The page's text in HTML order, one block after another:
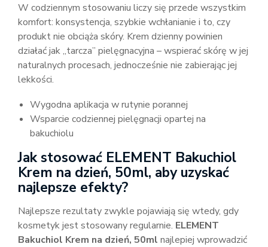
W codziennym stosowaniu liczy się przede wszystkim
komfort: konsystencja, szybkie wchłanianie i to, czy
produkt nie obciąża skóry. Krem dzienny powinien
działać jak „tarcza” pielęgnacyjna – wspierać skórę w jej
naturalnych procesach, jednocześnie nie zabierając jej
lekkości.
Wygodna aplikacja w rutynie porannej
Wsparcie codziennej pielęgnacji opartej na
bakuchiolu
Jak stosować ELEMENT Bakuchiol
Krem na dzień, 50ml, aby uzyskać
najlepsze efekty?
Najlepsze rezultaty zwykle pojawiają się wtedy, gdy
kosmetyk jest stosowany regularnie. ELEMENT
Bakuchiol Krem na dzień, 50ml najlepiej wprowadzić